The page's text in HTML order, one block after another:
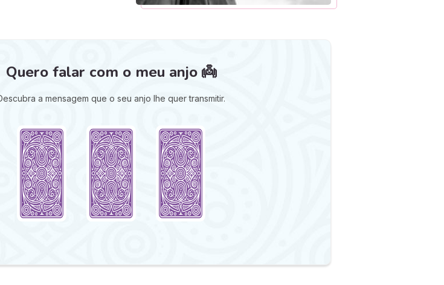
Quero falar com o meu anjo 👼
a mensagem que o seu anjo lhe quer transmitir.